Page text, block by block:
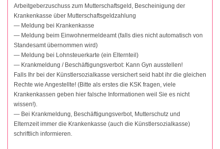
Arbeitgeberzuschuss zum Mutterschaftsgeld, Bescheinigung der
Krankenkasse über Mutterschaftsgeldzahlung
— Meldung bei Krankenkasse
— Meldung beim Einwohnermeldeamt (falls dies nicht automatisch von
Standesamt übernommen wird)
— Meldung bei Lohnsteuerkarte (ein Elternteil)
— Krankmeldung / Beschäftigungsverbot: Kann Gyn ausstellen!
Falls Ihr bei der Künstlersozialkasse versichert seid habt ihr die gleichen
Rechte wie Angestellte! (Bitte als erstes die KSK fragen, viele
Krankenkassen geben hier falsche Informationen weil Sie es nicht
wissen!).
— Bei Krankmeldung, Beschäftigungsverbot, Mutterschutz und
Elternzeit immer die Krankenkasse (auch die Künstlersozialkasse)
schriftlich informieren.